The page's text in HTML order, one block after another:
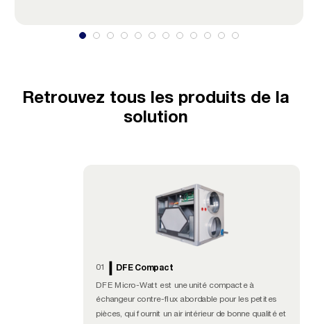
Retrouvez tous les produits de la
solution
01 DFE Compact
DFE Micro-Watt est une unité compacte à
échangeur contre-flux abordable pour les petites
pièces, qui fournit un air intérieur de bonne qualité et